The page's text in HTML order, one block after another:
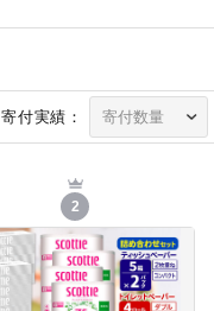
寄付実績：
2